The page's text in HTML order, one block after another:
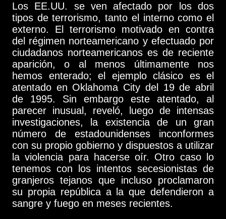
Los EE.UU. se ven afectado por los dos
tipos de terrorismo, tanto el interno como el
externo. El terrorismo motivado en contra
del régimen norteamericano y efectuado por
ciudadanos norteamericanos es de reciente
aparición, o al menos últimamente nos
hemos enterado; el ejemplo clásico es el
atentado en Oklahoma City del 19 de abril
de 1995. Sin embargo este atentado, al
parecer inusual, reveló, luego de intensas
investigaciones, la existencia de un gran
número de estadounidenses inconformes
con su propio gobierno y dispuestos a utilizar
la violencia para hacerse oír. Otro caso lo
tenemos con los intentos secesionistas de
granjeros tejanos que incluso proclamaron
su propia república a la que defendieron a
sangre y fuego en meses recientes.